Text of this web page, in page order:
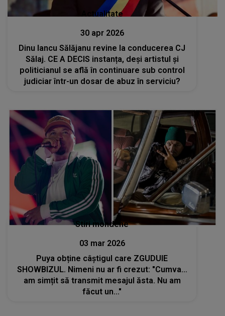
Actualitate
30 apr 2026
Dinu Iancu Sălăjanu revine la conducerea CJ
Sălaj. CE A DECIS instanța, deși artistul și
politicianul se află în continuare sub control
judiciar într-un dosar de abuz în serviciu?
Stiri mondene
03 mar 2026
Puya obține câștigul care ZGUDUIE
SHOWBIZUL. Nimeni nu ar fi crezut: "Cumva…
am simțit să transmit mesajul ăsta. Nu am
făcut un..."